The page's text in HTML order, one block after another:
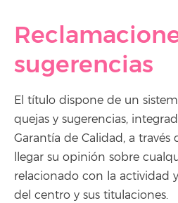
sugerencias
El título dispone de un
quejas y sugerencias,
Garantía de Calidad, a
llegar su opinión sobre
relacionado con la actividad
del centro y sus titulaciones.